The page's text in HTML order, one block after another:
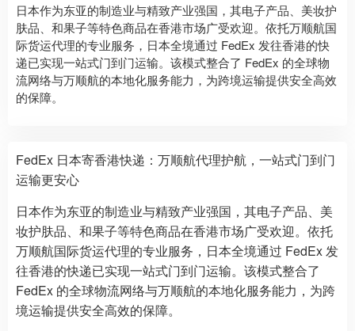
日本作为东亚的制造业与精致产业强国，其电子产品、美妆护
肤品、和果子等特色商品在香港市场广受欢迎。依托万顺航国
际货运代理的专业服务，日本全境通过 FedEx 发往香港的快
递已实现一站式门到门运输。该模式整合了 FedEx 的全球物
流网络与万顺航的本地化服务能力，为跨境运输提供安全高效
的保障。
FedEx 日本寄香港快递：万顺航代理护航，一站式门到门
运输更安心
日本作为东亚的制造业与精致产业强国，其电子产品、美
妆护肤品、和果子等特色商品在香港市场广受欢迎。依托
万顺航国际货运代理的专业服务，日本全境通过 FedEx 发
往香港的快递已实现一站式门到门运输。该模式整合了
FedEx 的全球物流网络与万顺航的本地化服务能力，为跨
境运输提供安全高效的保障。